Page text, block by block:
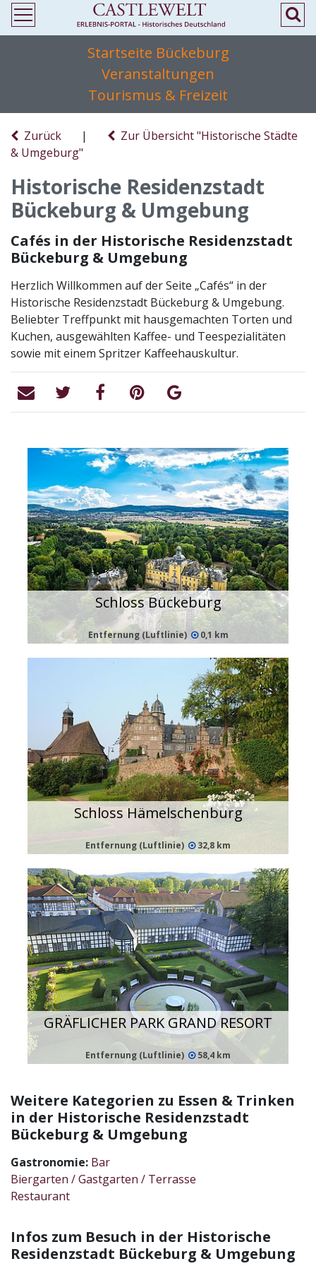
Startseite Bückeburg
Veranstaltungen
Tourismus & Freizeit
Zurück |
Zur Übersicht "Historische Städte
& Umgeburg"
Historische Residenzstadt
Bückeburg & Umgebung
Cafés in der Historische Residenzstadt
Bückeburg & Umgebung
Herzlich Willkommen auf der Seite „Cafés“ in der
Historische Residenzstadt Bückeburg & Umgebung.
Beliebter Treffpunkt mit hausgemachten Torten und
Kuchen, ausgewählten Kaffee- und Teespezialitäten
sowie mit einem Spritzer Kaffeehauskultur.
Schloss Bückeburg
Entfernung (Luftlinie) 0,1 km
Schloss Hämelschenburg
Entfernung (Luftlinie) 32,8 km
GRÄFLICHER PARK GRAND RESORT
Entfernung (Luftlinie) 58,4 km
Weitere Kategorien zu Essen & Trinken
in der Historische Residenzstadt
Bückeburg & Umgebung
Gastronomie: Bar
Biergarten / Gastgarten / Terrasse
Restaurant
Infos zum Besuch in der Historische
Residenzstadt Bückeburg & Umgebung